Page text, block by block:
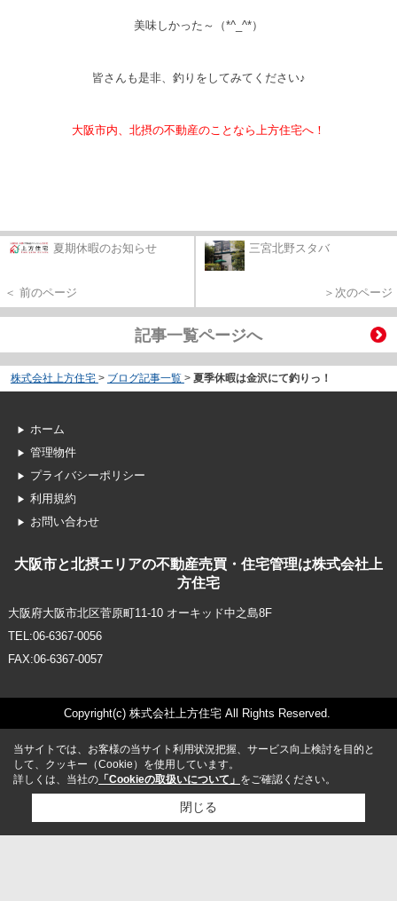
美味しかった～（*^_^*）
皆さんも是非、釣りをしてみてください♪
大阪市内、北摂の不動産のことなら上方住宅へ！
夏期休暇のお知らせ
＜ 前のページ
三宮北野スタバ
＞次のページ
記事一覧ページへ
株式会社上方住宅 > ブログ記事一覧 > 夏季休暇は金沢にて釣りっ！
ホーム
管理物件
プライバシーポリシー
利用規約
お問い合わせ
大阪市と北摂エリアの不動産売買・住宅管理は株式会社上
方住宅
大阪府大阪市北区菅原町11-10 オーキッド中之島8F
TEL:06-6367-0056
FAX:06-6367-0057
Copyright(c) 株式会社上方住宅 All Rights Reserved.
当サイトでは、お客様の当サイト利用状況把握、サービス向上検討を目的と
して、クッキー（Cookie）を使用しています。
詳しくは、当社の 「Cookieの取扱いについて」 をご確認ください。
閉じる